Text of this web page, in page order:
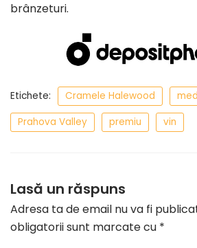
brânzeturi.
Etichete: Cramele Halewood
Prahova Valley
premiu vin
Lasă un răspuns
Adresa ta de email nu va fi
obligatorii sunt marcate cu *